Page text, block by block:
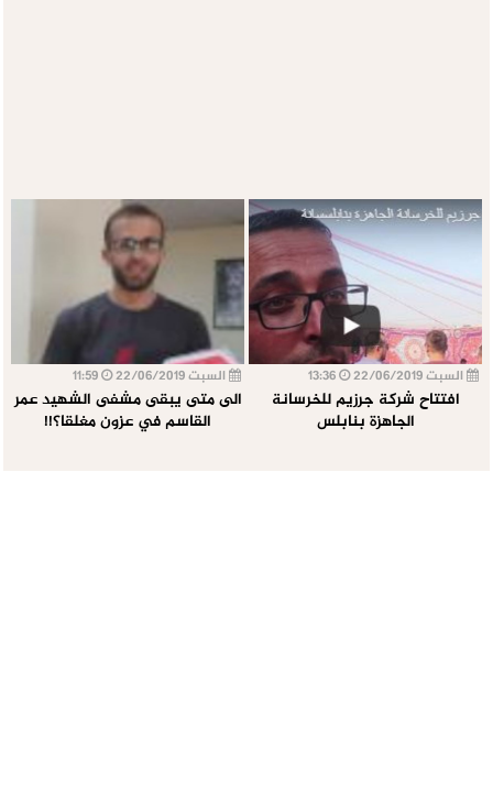
السبت 22/06/2019
افتتاح شركة جرزيم للخرسانة
الجاهزة بنابلس
السبت 22/06/2019
الى متى يبقى مشفى الشهيد عمر
القاسم في عزون مغلقا؟!!